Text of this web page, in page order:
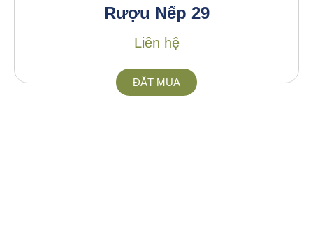
Rượu Nếp 29
Liên hệ
ĐẶT MUA